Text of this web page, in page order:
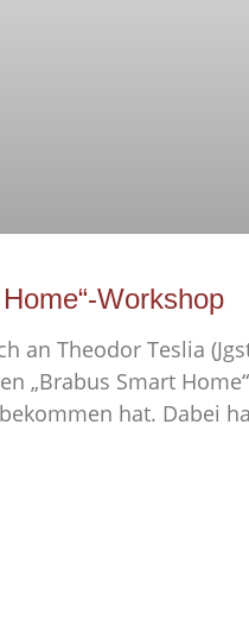
Workshop
an Theodor Teslia
„Brabus Smart
hat. Dabei